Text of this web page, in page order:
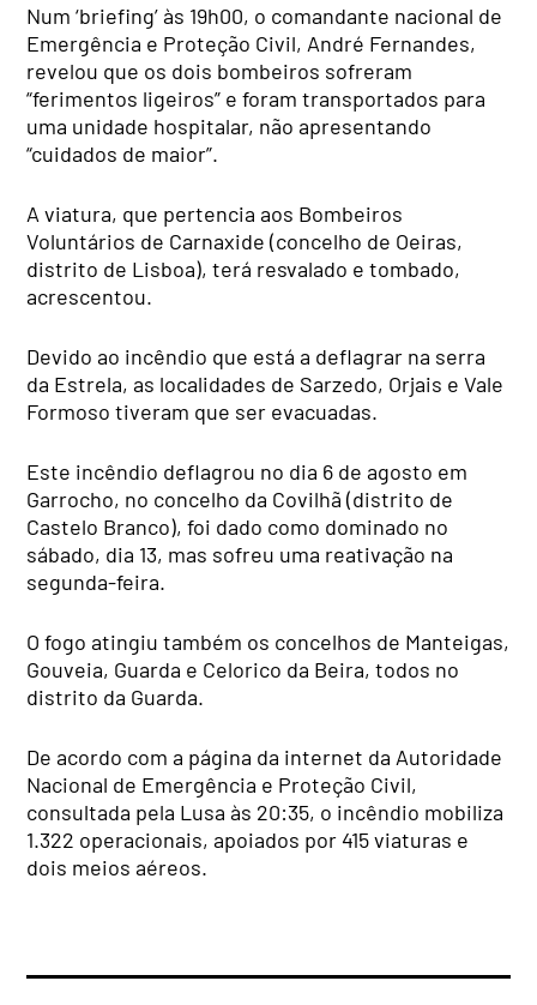
Num ‘briefing’ às 19h00, o comandante nacional de
Emergência e Proteção Civil, André Fernandes,
revelou que os dois bombeiros sofreram
“ferimentos ligeiros” e foram transportados para
uma unidade hospitalar, não apresentando
“cuidados de maior”.
A viatura, que pertencia aos Bombeiros
Voluntários de Carnaxide (concelho de Oeiras,
distrito de Lisboa), terá resvalado e tombado,
acrescentou.
Devido ao incêndio que está a deflagrar na serra
da Estrela, as localidades de Sarzedo, Orjais e Vale
Formoso tiveram que ser evacuadas.
Este incêndio deflagrou no dia 6 de agosto em
Garrocho, no concelho da Covilhã (distrito de
Castelo Branco), foi dado como dominado no
sábado, dia 13, mas sofreu uma reativação na
segunda-feira.
O fogo atingiu também os concelhos de Manteigas,
Gouveia, Guarda e Celorico da Beira, todos no
distrito da Guarda.
De acordo com a página da internet da Autoridade
Nacional de Emergência e Proteção Civil,
consultada pela Lusa às 20:35, o incêndio mobiliza
1.322 operacionais, apoiados por 415 viaturas e
dois meios aéreos.